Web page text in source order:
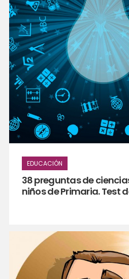
EDUCACIÓN
38 preguntas de
niños de Primaria. Test